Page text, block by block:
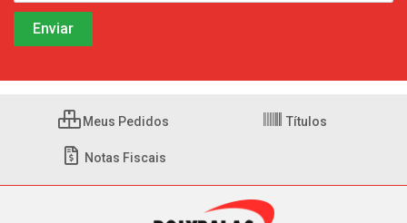
Meus Pedidos Títulos
Notas Fiscais